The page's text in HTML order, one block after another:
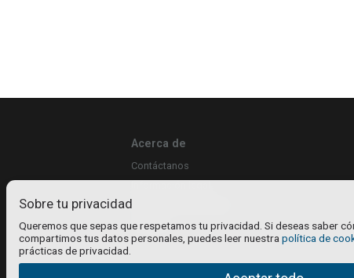
Sobre tu privacidad
Queremos que sepas que respetamos tu privacidad. Si deseas saber
compartimos tus datos personales, puedes leer nuestra política de
prácticas de privacidad.
Acerca de
Contáctanos
Cookies